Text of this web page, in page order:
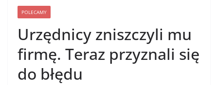
POLECAMY
Urzędnicy zniszczyli mu
firmę. Teraz przyznali się
do błędu